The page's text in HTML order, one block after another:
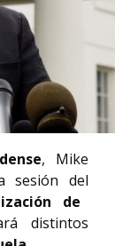
, Mike
sesión del
de
distintos